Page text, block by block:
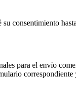
su consentimiento
para el envío